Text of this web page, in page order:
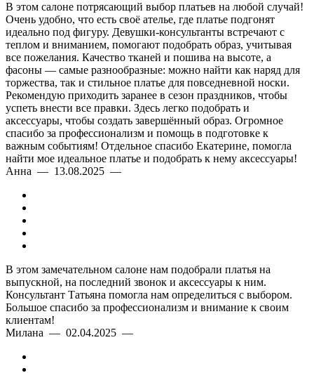
В этом салоне потрясающий выбор платьев на любой случай!
Очень удобно, что есть своё ателье, где платье подгонят
идеально под фигуру. Девушки-консультанты встречают с
теплом и вниманием, помогают подобрать образ, учитывая
все пожелания. Качество тканей и пошива на высоте, а
фасоны — самые разнообразные: можно найти как наряд для
торжества, так и стильное платье для повседневной носки.
Рекомендую приходить заранее в сезон праздников, чтобы
успеть внести все правки. Здесь легко подобрать и
аксессуары, чтобы создать завершённый образ. Огромное
спасибо за профессионализм и помощь в подготовке к
важным событиям! Отдельное спасибо Екатерине, помогла
найти мое идеальное платье и подобрать к нему аксессуары!
Анна — 13.08.2025 —
В этом замечательном салоне нам подобрали платья на
выпускной, на последний звонок и аксессуары к ним.
Консультант Татьяна помогла нам определиться с выбором.
Большое спасибо за профессионализм и внимание к своим
клиентам!
Милана — 02.04.2025 —